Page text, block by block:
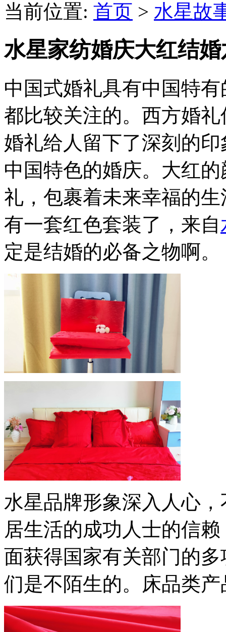
当前位置: 首页 > 水星故
水星家纺婚庆大红结
中国式婚礼具有中国特
都比较关注的。西方婚
婚礼给人留下了深刻的
中国特色的婚庆。大红
礼，包裹着未来幸福的
有一套红色套装了，来自
定是结婚的必备之物啊。
水星品牌形象深入人心
居生活的成功人士的信
面获得国家有关部门的
们是不陌生的。床品类